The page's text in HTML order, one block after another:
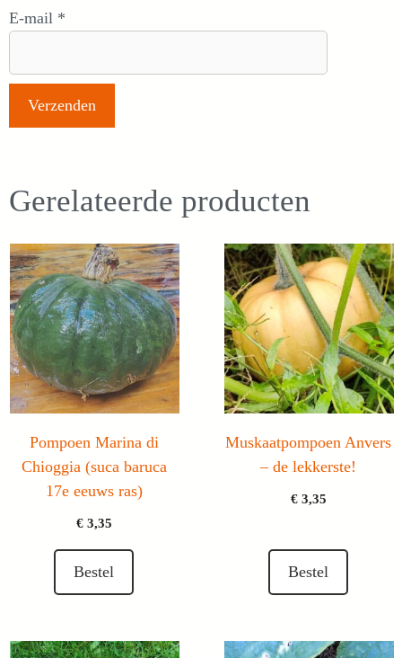
E-mail *
Gerelateerde producten
Pompoen Marina di
Chioggia (suca baruca
17e eeuws ras)
€3,35
Bestel
Muskaatpompoen Anvers
– de lekkerste!
€3,35
Bestel